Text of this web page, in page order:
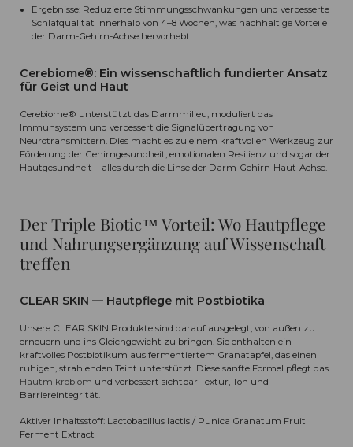
Ergebnisse: Reduzierte Stimmungsschwankungen und verbesserte
Schlafqualität innerhalb von 4–8 Wochen, was nachhaltige Vorteile
der Darm-Gehirn-Achse hervorhebt.
Cerebiome®: Ein wissenschaftlich fundierter Ansatz
für Geist und Haut
Cerebiome® unterstützt das Darmmilieu, moduliert das
Immunsystem und verbessert die Signalübertragung von
Neurotransmittern. Dies macht es zu einem kraftvollen Werkzeug zur
Förderung der Gehirngesundheit, emotionalen Resilienz und sogar der
Hautgesundheit – alles durch die Linse der Darm-Gehirn-Haut-Achse.
Der Triple Biotic™ Vorteil: Wo Hautpflege
und Nahrungsergänzung auf Wissenschaft
treffen
CLEAR SKIN — Hautpflege mit Postbiotika
Unsere CLEAR SKIN Produkte sind darauf ausgelegt, von außen zu
erneuern und ins Gleichgewicht zu bringen. Sie enthalten ein
kraftvolles Postbiotikum aus fermentiertem Granatapfel, das einen
ruhigen, strahlenden Teint unterstützt. Diese sanfte Formel pflegt das
Hautmikrobiom und verbessert sichtbar Textur, Ton und
Barriereintegrität.
Aktiver Inhaltsstoff: Lactobacillus lactis / Punica Granatum Fruit
Ferment Extract